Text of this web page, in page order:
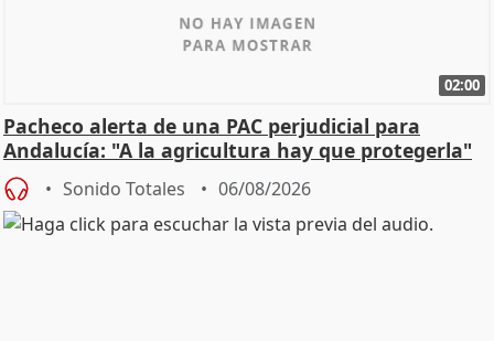
02:00
Pacheco alerta de una PAC perjudicial para
Andalucía: "A la agricultura hay que protegerla"
Sonido Totales 06/08/2026